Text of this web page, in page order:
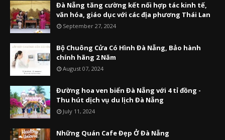
Đà Nẵng tăng cường kết nối hợp tác kinh tế,
văn hóa, giáo dục với các địa phương Thái Lan
September 27, 2024
Bộ Chuông Cửa Có Hình Đà Nẵng, Bảo hành
chính hãng 2 Năm
August 07, 2024
Đường hoa ven biển Đà Nẵng với 4 tỉ đồng -
Thu hút dịch vụ du lịch Đà Nẵng
July 11, 2024
Những Quán Cafe Đẹp Ở Đà Nẵng